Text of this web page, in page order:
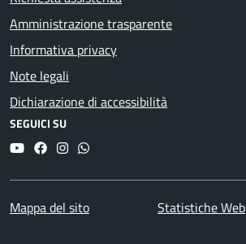
Amministrazione trasparente
Informativa privacy
Note legali
Dichiarazione di accessibilità
SEGUICI SU
YouTubeFacebookInstagram
Whatsapp
Mappa del sito Statistiche Web